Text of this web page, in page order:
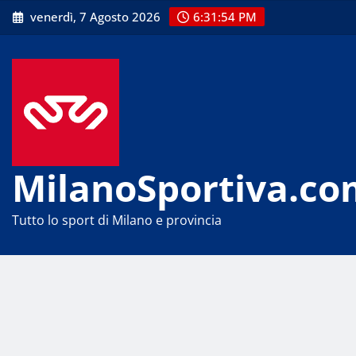
Skip
to
venerdì, 7 Agosto 2026 6:31:54 PM
Tutto lo sport di Milano e provincia